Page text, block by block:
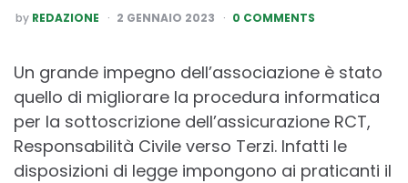
POSTED
BY
by REDAZIONE 2 GENNAIO 2023 0 COMMENTS
Un grande impegno dell’associazione è stato
quello di migliorare la procedura informatica
per la sottoscrizione dell’assicurazione RCT,
Responsabilità Civile verso Terzi. Infatti le
disposizioni di legge impongono ai praticanti il